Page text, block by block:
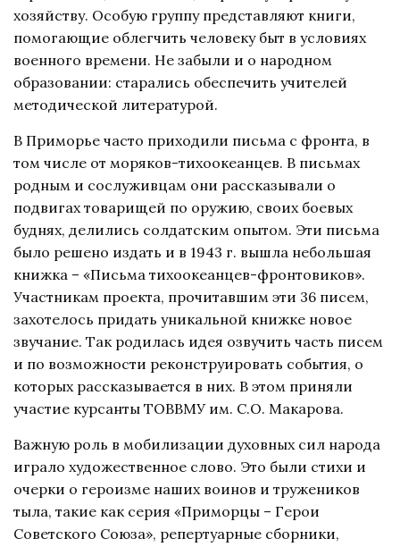
хозяйству. Особую группу представляют книги,
помогающие облегчить человеку быт в условиях
военного времени. Не забыли и о народном
образовании: старались обеспечить учителей
методической литературой.
В Приморье часто приходили письма с фронта, в
том числе от моряков-тихоокеанцев. В письмах
родным и сослуживцам они рассказывали о
подвигах товарищей по оружию, своих боевых
буднях, делились солдатским опытом. Эти письма
было решено издать и в 1943 г. вышла небольшая
книжка – «Письма тихоокеанцев-фронтовиков».
Участникам проекта, прочитавшим эти 36 писем,
захотелось придать уникальной книжке новое
звучание. Так родилась идея озвучить часть писем
и по возможности реконструировать события, о
которых рассказывается в них. В этом приняли
участие курсанты ТОВВМУ им. С.О. Макарова.
Важную роль в мобилизации духовных сил народа
играло художественное слово. Это были стихи и
очерки о героизме наших воинов и тружеников
тыла, такие как серия «Приморцы – Герои
Советского Союза», репертуарные сборники,